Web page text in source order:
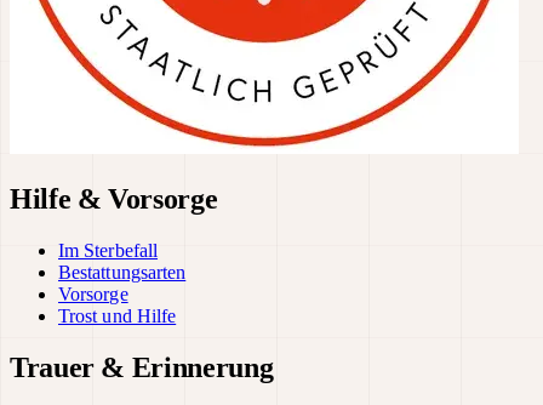
Hilfe & Vorsorge
Im Sterbefall
Bestattungsarten
Vorsorge
Trost und Hilfe
Trauer & Erinnerung